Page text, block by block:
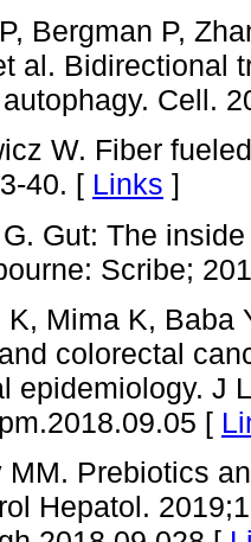
Bergman P,
al. Bidirectional
Cell.
W. Fiber
40. [ Links ]
Gut: The
Scribe;
K, Mima K, Baba
colorectal
epidemiology. J
[
MM. Prebiotics
Hepatol.